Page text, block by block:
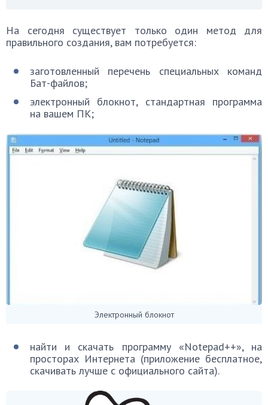
На сегодня существует только один метод для
правильного создания, вам потребуется:
заготовленный перечень специальных команд
Бат-файлов;
электронный блокнот, стандартная программа
на вашем ПК;
Электронный блокнот
найти и скачать программу «Notepad++», на
просторах Интернета (приложение бесплатное,
скачивать лучше с официального сайта).